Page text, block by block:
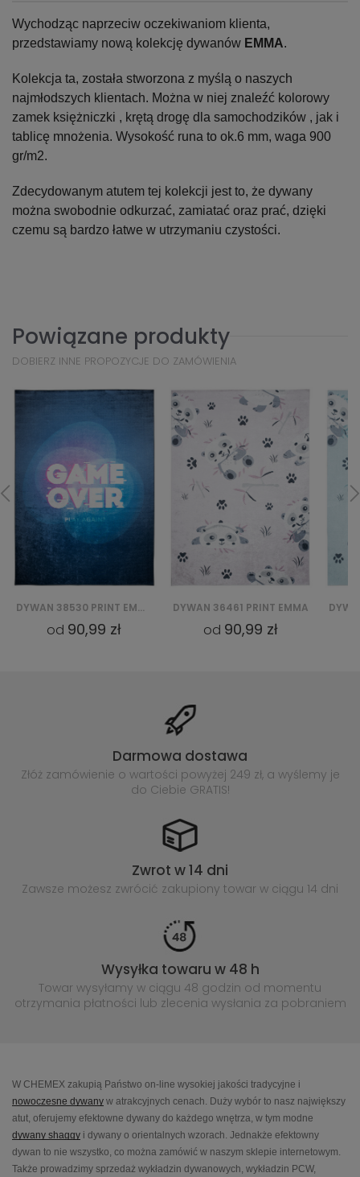
Wychodząc naprzeciw oczekiwaniom klienta,
przedstawiamy nową kolekcję dywanów EMMA.
Kolekcja ta, została stworzona z myślą o naszych
najmłodszych klientach. Można w niej znaleźć kolorowy
zamek księżniczki , krętą drogę dla samochodzików , jak i
tablicę mnożenia. Wysokość runa to ok.6 mm, waga 900
gr/m2.
Zdecydowanym atutem tej kolekcji jest to, że dywany
można swobodnie odkurzać, zamiatać oraz prać, dzięki
czemu są bardzo łatwe w utrzymaniu czystości.
Powiązane produkty
DOBIERZ INNE PROPOZYCJE DO ZAMÓWIENIA
DYWAN 36461 PRINT EMMA
od 90,99 zł
DYWAN 36460 PRINT EMMA
od 90,99 zł
Darmowa dostawa
Złóż zamówienie o wartości powyżej 249 zł, a wyślemy je
do Ciebie GRATIS!
Zwrot w 14 dni
Zawsze możesz zwrócić zakupiony towar w ciągu 14 dni
Wysyłka towaru w 48 h
Towar wysyłamy w ciągu 48 godzin od momentu
otrzymania płatności lub zlecenia wysłania za pobraniem
W CHEMEX zakupią Państwo on-line wysokiej jakości tradycyjne i
nowoczesne dywany w atrakcyjnych cenach. Duży wybór to nasz największy
atut, oferujemy efektowne dywany do każdego wnętrza, w tym modne
dywany shaggy i dywany o orientalnych wzorach. Jednakże efektowny
dywan to nie wszystko, co można zamówić w naszym sklepie internetowym.
Także prowadzimy sprzedaż wykładzin dywanowych, wykładzin PCW,